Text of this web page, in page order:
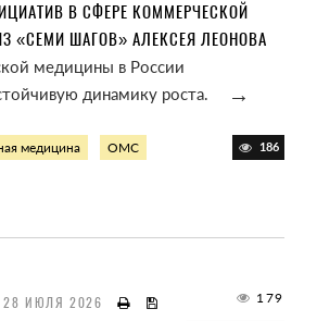
В СФЕРЕ КОММЕРЧЕСКОЙ
«СЕМИ ШАГОВ» АЛЕКСЕЯ ЛЕОНОВА
медицины в России
динамику роста.
→
медицина ОМС 186
28 ИЮЛЯ 2026 179